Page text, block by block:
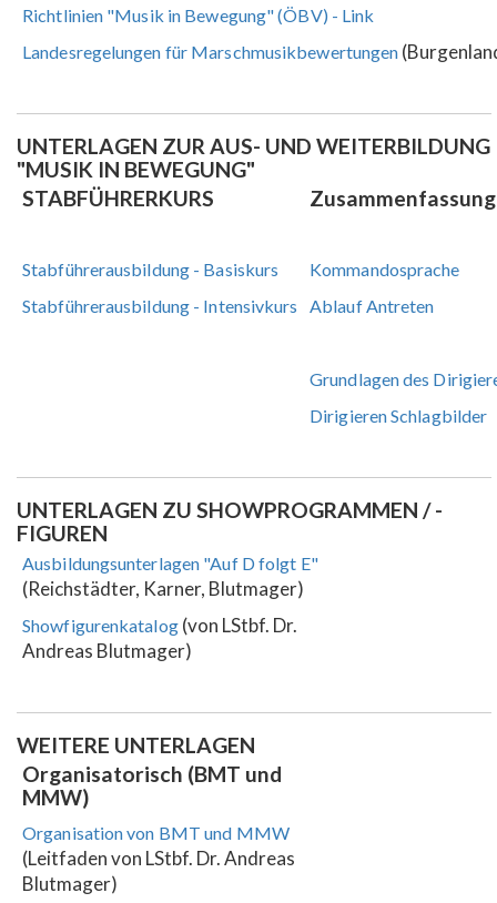
Richtlinien "Musik in Bewegung" (ÖBV) - Link
Landesregelungen für Marschmusikbewertungen
UNTERLAGEN ZUR AUS- UND WEITERBILDUNG
"MUSIK IN BEWEGUNG"
STABFÜHRERKURS
Stabführerausbildung - Basiskurs
Kommandosprache
Stabführerausbildung - Intensivkurs
Ablauf Antreten
Grundlagen des
Dirigieren Schlagbilder
UNTERLAGEN ZU SHOWPROGRAMMEN / -
FIGUREN
Ausbildungsunterlagen "Auf D folgt E"
(Reichstädter, Karner, Blutmager)
Showfigurenkatalog(von LStbf. Dr.
Andreas Blutmager)
WEITERE UNTERLAGEN
Organisatorisch (BMT und
MMW)
Organisation von BMT und MMW
(Leitfaden von LStbf. Dr. Andreas
Blutmager)